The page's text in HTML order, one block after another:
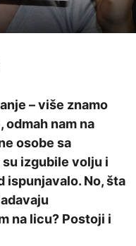
– više znamo
odmah nam na
osobe sa
izgubile volju i
ispunjavalo. No, šta
na licu? Postoji i